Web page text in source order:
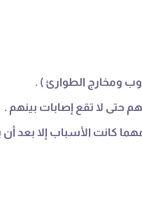
ومخارج الطوارئ ) .